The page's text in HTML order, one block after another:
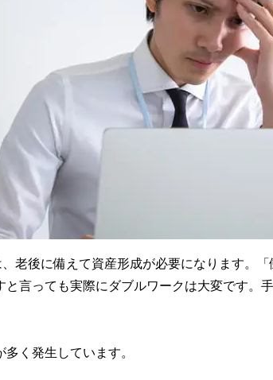
老後に備えて資産形成が必要になります。
と言っても実際にダブルワークは大変です。
く発生しています。